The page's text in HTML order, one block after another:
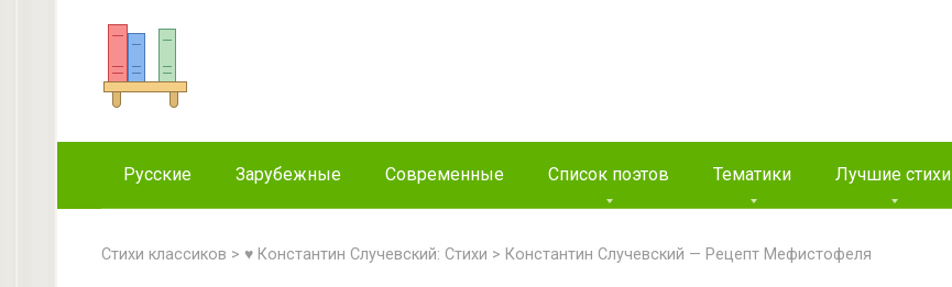
Русские Зарубежные Современные Список поэтов Тематики Лучшие стихи
Стихи классиков > ♥ Константин Случевский: Стихи > Константин Случевский — Рецепт Мефистофеля